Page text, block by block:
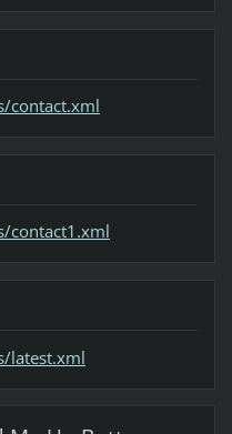
contact.xml
contact1.xml
latest.xml